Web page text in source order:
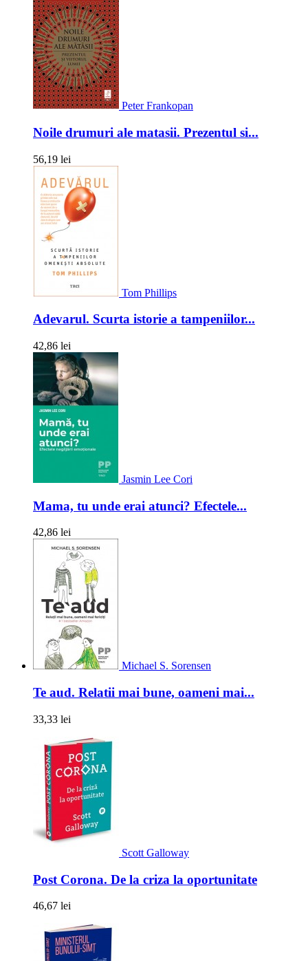
Peter Frankopan
Noile drumuri ale matasii. Prezentul si...
56,19 lei
Tom Phillips
Adevarul. Scurta istorie a tampeniilor...
42,86 lei
Jasmin Lee Cori
Mama, tu unde erai atunci? Efectele...
42,86 lei
Michael S. Sorensen
Te aud. Relatii mai bune, oameni mai...
33,33 lei
Scott Galloway
Post Corona. De la criza la oportunitate
46,67 lei